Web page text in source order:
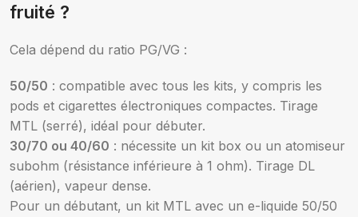
fruité ?
Cela dépend du ratio PG/VG :
50/50 : compatible avec tous les kits, y compris les
pods et cigarettes électroniques compactes. Tirage
MTL (serré), idéal pour débuter.
30/70 ou 40/60 : nécessite un kit box ou un atomiseur
subohm (résistance inférieure à 1 ohm). Tirage DL
(aérien), vapeur dense.
Pour un débutant, un kit MTL avec un e-liquide 50/50